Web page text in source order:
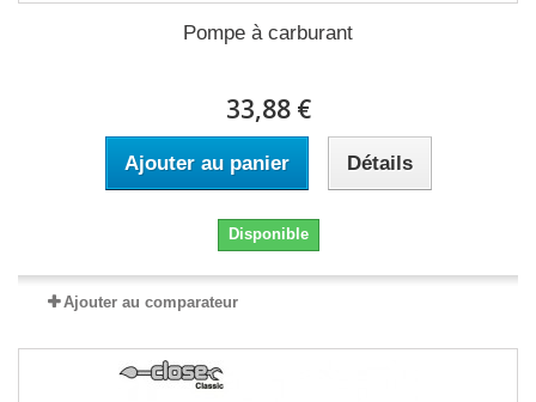
Pompe à carburant
33,88 €
Ajouter au panier Détails
Disponible
Ajouter au comparateur